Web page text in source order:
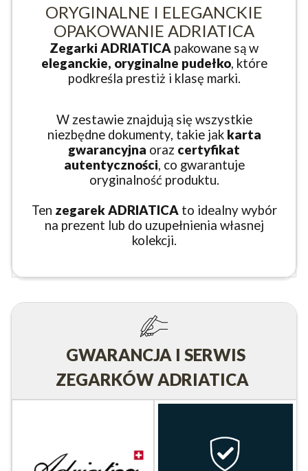
ORYGINALNE I ELEGANCKIE
OPAKOWANIE ADRIATICA
Zegarki ADRIATICA pakowane są w
eleganckie, oryginalne pudełko, które
podkreśla prestiż i klasę marki.
W zestawie znajdują się wszystkie
niezbędne dokumenty, takie jak karta
gwarancyjna oraz certyfikat
autentyczności, co gwarantuje
oryginalność produktu.
Ten zegarek ADRIATICA to idealny wybór
na prezent lub do uzupełnienia własnej
kolekcji.
GWARANCJA I SERWIS
ZEGARKÓW ADRIATICA